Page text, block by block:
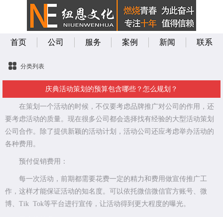
首页 公司 服务 案例 新闻 联系
分类列表
庆典活动策划的预算包含哪些？怎么规划？
在策划一个活动的时候，不仅要考虑品牌推广对公司的作用，还
要考虑活动的质量。现在很多公司都会选择找有经验的大型活动策划
公司合作。除了提供新颖的活动计划，活动公司还应考虑举办活动的
各种费用。
预付促销费用：
每一次活动，前期都需要花费一定的精力和费用做宣传推广工
作，这样才能保证活动的知名度。可以依托微信微信官方账号、微
博、Tik Tok等平台进行宣传，让活动得到更大程度的曝光。